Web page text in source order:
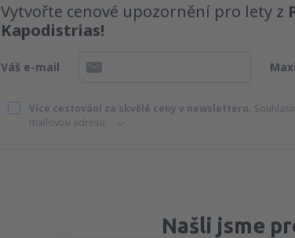
Vytvořte cenové upozornění pro lety z
Kapodistrias!
Váš e-mail
Více cestování za skvělé ceny v newsletteru.
mailovou adresu.
Našli jsme